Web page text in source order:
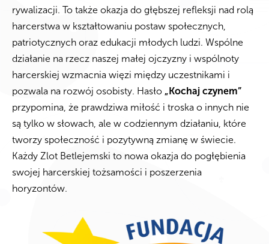
rywalizacji. To także okazja do głębszej refleksji nad rolą
harcerstwa w kształtowaniu postaw społecznych,
patriotycznych oraz edukacji młodych ludzi. Wspólne
działanie na rzecz naszej małej ojczyzny i wspólnoty
harcerskiej wzmacnia więzi między uczestnikami i
pozwala na rozwój osobisty. Hasło „Kochaj czynem”
przypomina, że prawdziwa miłość i troska o innych nie
są tylko w słowach, ale w codziennym działaniu, które
tworzy społeczność i pozytywną zmianę w świecie.
Każdy Zlot Betlejemski to nowa okazja do pogłębienia
swojej harcerskiej tożsamości i poszerzenia
horyzontów.